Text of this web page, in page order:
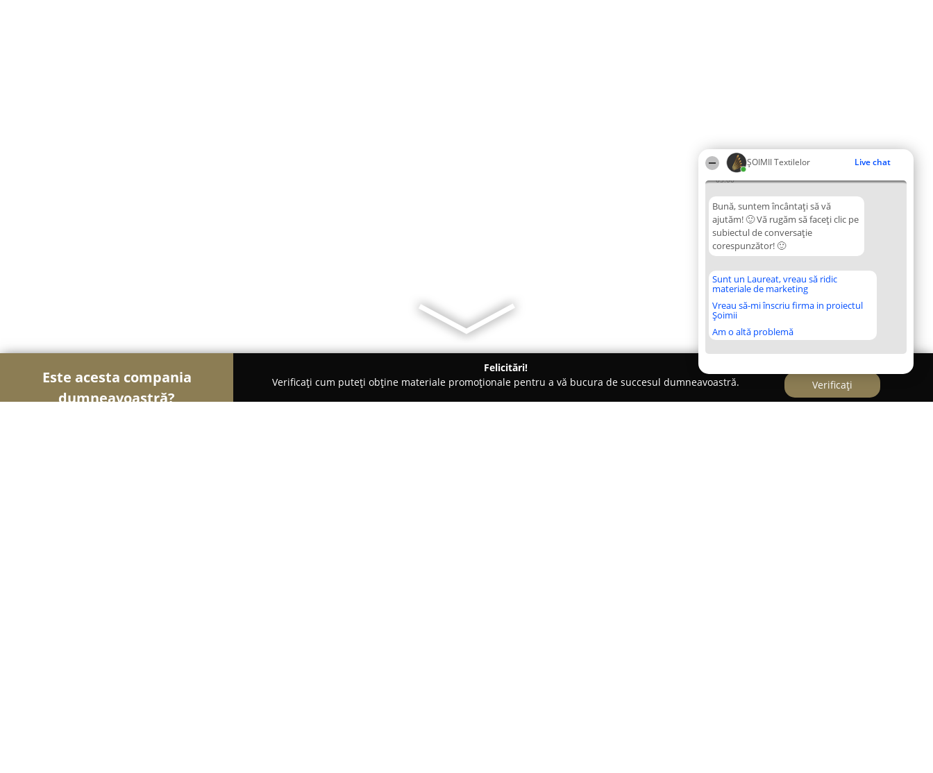
ȘOIMII Textilelor Live chat
05:00
Bună, suntem încântați să vă
ajutăm! 🙂 Vă rugăm să faceți clic pe
subiectul de conversație
corespunzător! 🙂
Sunt un Laureat, vreau să ridic
materiale de marketing
Vreau să-mi înscriu firma in proiectul
Șoimii
Am o altă problemă
Este acesta compania
dumneavoastră?
Felicitări!
Verificați cum puteți obține materiale promoționale pentru a vă bucura de succesul dumneavoastră.
Verificați